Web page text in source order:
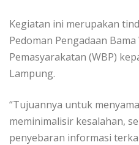
Kegiatan ini merupakan
Pedoman Pengadaan
Pemasyarakatan (WBP)
Lampung.
“Tujuannya untuk
meminimalisir kesalahan,
penyebaran informasi